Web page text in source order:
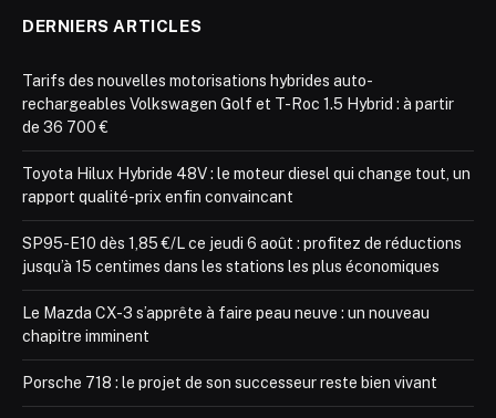
DERNIERS ARTICLES
Tarifs des nouvelles motorisations hybrides auto-
rechargeables Volkswagen Golf et T-Roc 1.5 Hybrid : à partir
de 36 700 €
Toyota Hilux Hybride 48V : le moteur diesel qui change tout, un
rapport qualité-prix enfin convaincant
SP95-E10 dès 1,85 €/L ce jeudi 6 août : profitez de réductions
jusqu’à 15 centimes dans les stations les plus économiques
Le Mazda CX-3 s’apprête à faire peau neuve : un nouveau
chapitre imminent
Porsche 718 : le projet de son successeur reste bien vivant